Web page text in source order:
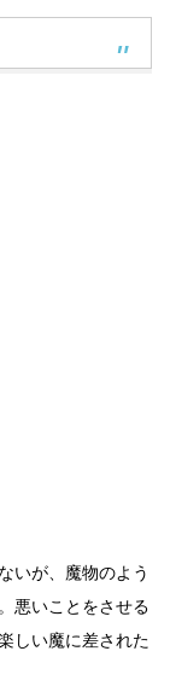
いが、魔物のよう
悪いことをさせる
しい魔に差された